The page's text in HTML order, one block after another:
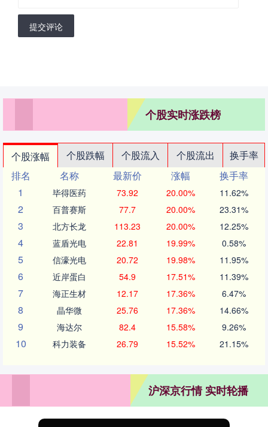
提交评论
个股实时涨跌榜
个股涨幅 个股跌幅 个股流入 个股流出
换手率
排名
名称 最新价 涨幅
换手率
1
毕得医药 73.92 20.00% 11.62%
2 百普赛斯 77.7 20.00% 23.31%
3 北方长龙 113.23 20.00% 12.25%
4 蓝盾光电 22.81 19.99% 0.58%
5 信濠光电 20.72 19.98% 11.95%
6 近岸蛋白 54.9 17.51% 11.39%
7 海正生材 12.17 17.36% 6.47%
8 晶华微 25.76 17.36% 14.66%
9 海达尔 82.4 15.58% 9.26%
10 科力装备 26.79 15.52% 21.15%
沪深京行情 实时轮播